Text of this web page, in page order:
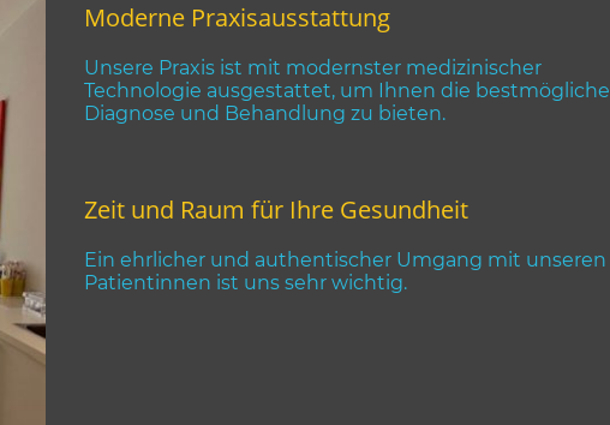
Moderne Praxisausstattung
Unsere Praxis ist mit modernster medizinischer
Technologie ausgestattet, um Ihnen die bestmögliche
Diagnose und Behandlung zu bieten.
Zeit und Raum für Ihre Gesundheit
Ein ehrlicher und authentischer Umgang mit unseren
Patientinnen ist uns sehr wichtig.